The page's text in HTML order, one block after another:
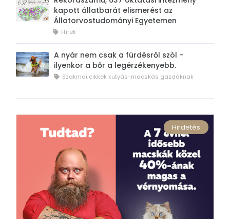
kapott állatbarát elismerést az
Állatorvostudományi Egyetemen
Hírek
A nyár nem csak a fürdésről szól –
ilyenkor a bőr a legérzékenyebb.
Szakmai cikkek kutyás-macskás gazdáknak
Hirdetés